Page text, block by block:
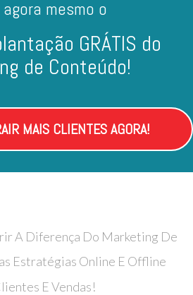
agora mesmo o
GRÁTIS do
de Conteúdo!
MAIS CLIENTES AGORA!
A Diferença Do Marketing De
Estratégias Online E Offline
E Vendas!